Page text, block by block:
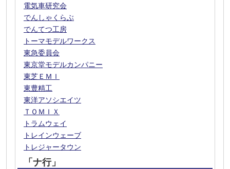
電気車研究会
でんしゃくらぶ
でんてつ工房
トーマモデルワークス
東急委員会
東京堂モデルカンパニー
東芝ＥＭＩ
東豊精工
東洋アソシエイツ
ＴＯＭＩＸ
トラムウェイ
トレインウェーブ
トレジャータウン
「ナ行」